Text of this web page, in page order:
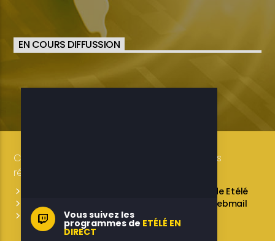
EN COURS DIFFUSSION
Copyright 2019-2025 ETELE BENIN Tous droits
réservés / Conception: LUXE CONSULTING
L’équipe de Etélé
Service Commercial
Webmail
Contactez-nous
Vous suivez les
programmes de ETÉLÉ EN
DIRECT